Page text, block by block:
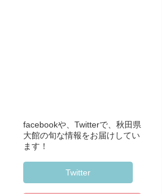
facebookや、Twitterで、秋田県
大館の旬な情報をお届けしてい
ます！
Twitter